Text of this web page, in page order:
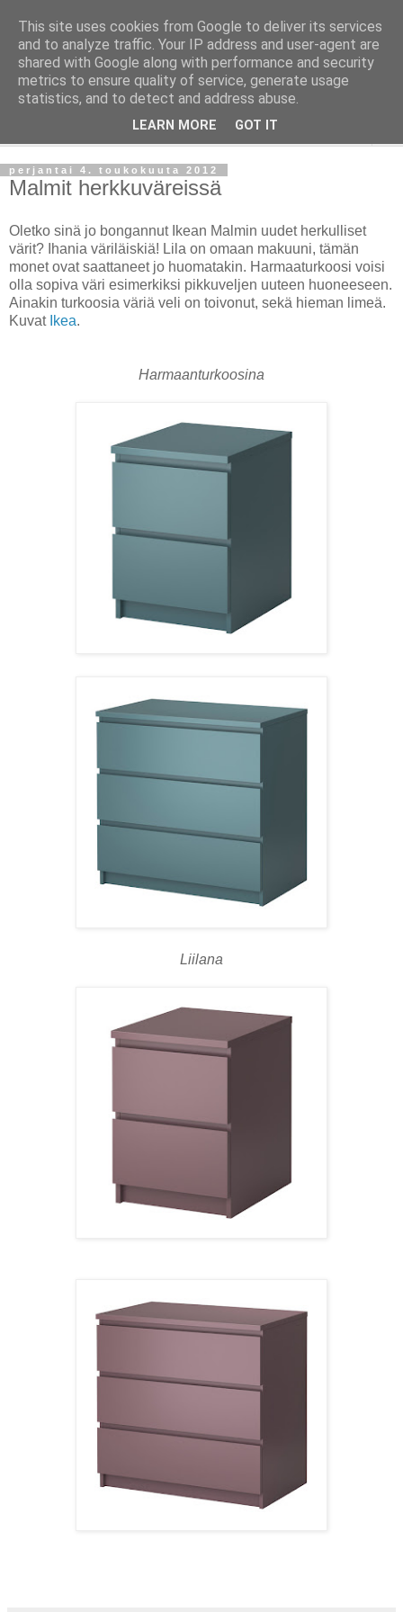
Taloja ja Toiveita
[ Sisustaa ] [ Remontoi ] [ Tuunaa ] [ Haaveilee ] [ Reissaa ]
perjantai 4. toukokuuta 2012
Malmit herkkuväreissä
Oletko sinä jo bongannut Ikean Malmin uudet herkulliset
värit? Ihania väriläiskiä! Lila on omaan makuuni, tämän
monet ovat saattaneet jo huomatakin. Harmaaturkoosi voisi
olla sopiva väri esimerkiksi pikkuveljen uuteen huoneeseen.
Ainakin turkoosia väriä veli on toivonut, sekä hieman limeä.
Kuvat Ikea.
Harmaanturkoosina
Liilana
This site uses cookies from Google to deliver its services
and to analyze traffic. Your IP address and user-agent are
shared with Google along with performance and security
metrics to ensure quality of service, generate usage
statistics, and to detect and address abuse.
LEARN MORE GOT IT